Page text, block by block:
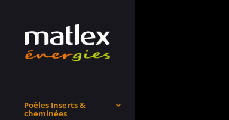
Poêles Inserts &
cheminées